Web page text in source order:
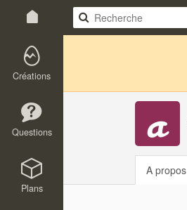
Créations
Questions
Plans
A propos